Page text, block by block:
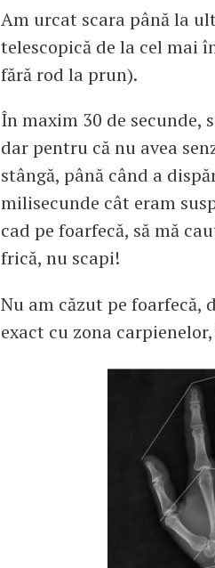
Am urcat scara până la
telescopică de la cel mai
fără rod la prun).
În maxim 30 de secunde,
dar pentru că nu avea
stângă, până când a
milisecunde cât eram
cad pe foarfecă, să mă
frică, nu scapi!
Nu am căzut pe foarfecă,
exact cu zona